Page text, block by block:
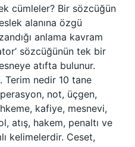
cümleler? Bir sözcüğün
alanına özgü
anlama kavram
sözcüğünün tek bir
atıfta bulunur.
Terim nedir 10 tane
not, üçgen,
kafiye, mesnevi,
atış, hakem, penaltı ve
kelimelerdir. Ceset,